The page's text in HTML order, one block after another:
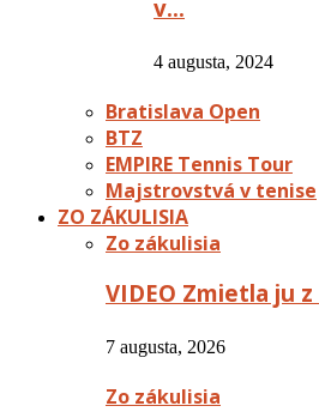
v…
4 augusta, 2024
Bratislava Open
BTZ
EMPIRE Tennis Tour
Majstrovstvá v tenise
ZO ZÁKULISIA
Zo zákulisia
VIDEO Zmietla ju
7 augusta, 2026
Zo zákulisia